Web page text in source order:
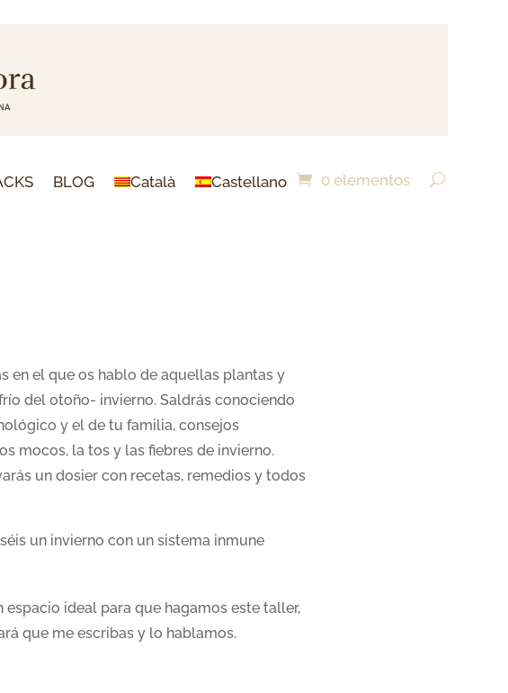
BLOG Català Castellano 0 elementos
en el que os hablo de aquellas plantas y
del otoño- invierno. Saldrás conociendo
y el de tu familia, consejos
mocos, la tos y las fiebres de invierno.
un dosier con recetas, remedios y todos
un invierno con un sistema inmune
espacio ideal para que hagamos este taller,
que me escribas y lo hablamos.